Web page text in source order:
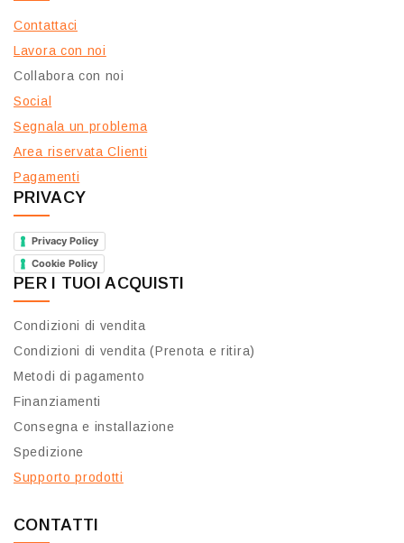
Contattaci
Lavora con noi
Collabora con noi
Social
Segnala un problema
Area riservata Clienti
Pagamenti
PRIVACY
Privacy Policy
Cookie Policy
PER I TUOI ACQUISTI
Condizioni di vendita
Condizioni di vendita (Prenota e ritira)
Metodi di pagamento
Finanziamenti
Consegna e installazione
Spedizione
Supporto prodotti
CONTATTI